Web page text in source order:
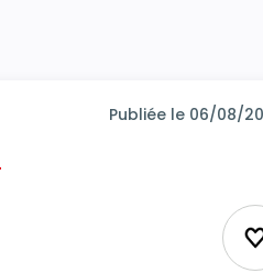
Publiée le 06/08/